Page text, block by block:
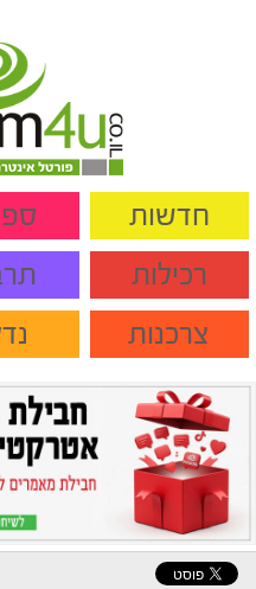
חדשות
רכילות
צרכנות